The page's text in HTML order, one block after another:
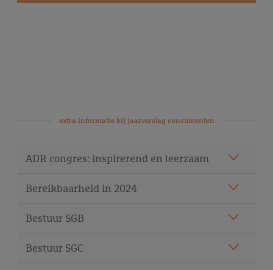
extra informatie bij jaarverslag consumenten
ADR congres: inspirerend en leerzaam
Bereikbaarheid in 2024
Bestuur SGB
Bestuur SGC